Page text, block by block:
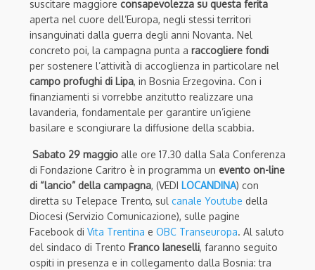
suscitare maggiore consapevolezza su questa ferita
aperta nel cuore dell’Europa, negli stessi territori
insanguinati dalla guerra degli anni Novanta. Nel
concreto poi, la campagna punta a raccogliere fondi
per sostenere l’attività di accoglienza in particolare nel
campo profughi di Lipa, in Bosnia Erzegovina. Con i
finanziamenti si vorrebbe anzitutto realizzare una
lavanderia, fondamentale per garantire un’igiene
basilare e scongiurare la diffusione della scabbia.
Sabato 29 maggio alle ore 17.30 dalla Sala Conferenza
di Fondazione Caritro è in programma un evento on-line
di “lancio” della campagna, (VEDI LOCANDINA) con
diretta su Telepace Trento, sul canale Youtube della
Diocesi (Servizio Comunicazione), sulle pagine
Facebook di Vita Trentina e OBC Transeuropa. Al saluto
del sindaco di Trento Franco Ianeselli, faranno seguito
ospiti in presenza e in collegamento dalla Bosnia: tra